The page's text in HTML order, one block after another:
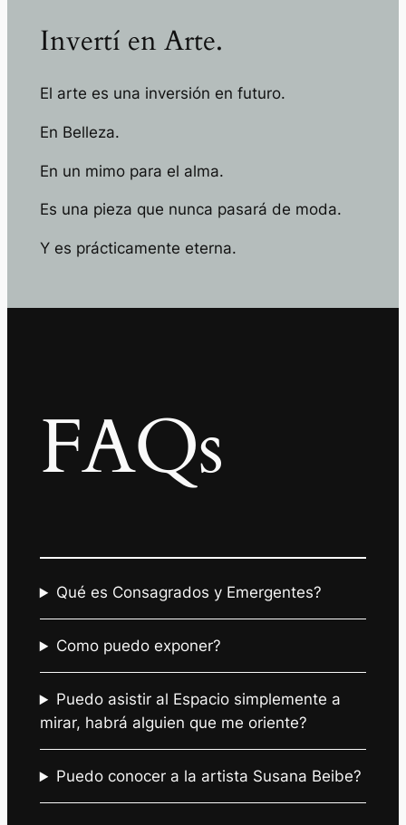
Invertí en Arte.
El arte es una inversión en futuro.
En Belleza.
En un mimo para el alma.
Es una pieza que nunca pasará de moda.
Y es prácticamente eterna.
FAQs
Qué es Consagrados y Emergentes?
Como puedo exponer?
Puedo asistir al Espacio simplemente a
mirar, habrá alguien que me oriente?
Puedo conocer a la artista Susana Beibe?